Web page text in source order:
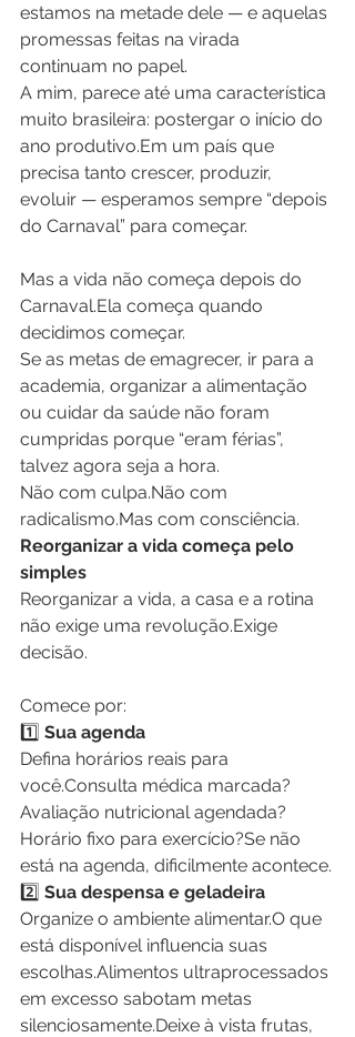
estamos na metade dele — e aquelas
promessas feitas na virada
continuam no papel.
A mim, parece até uma característica
muito brasileira: postergar o início do
ano produtivo.Em um país que
precisa tanto crescer, produzir,
evoluir — esperamos sempre “depois
do Carnaval” para começar.
Mas a vida não começa depois do
Carnaval.Ela começa quando
decidimos começar.
Se as metas de emagrecer, ir para a
academia, organizar a alimentação
ou cuidar da saúde não foram
cumpridas porque “eram férias”,
talvez agora seja a hora.
Não com culpa.Não com
radicalismo.Mas com consciência.
Reorganizar a vida começa pelo
simples
Reorganizar a vida, a casa e a rotina
não exige uma revolução.Exige
decisão.
Comece por:
1️⃣ Sua agenda
Defina horários reais para
você.Consulta médica marcada?
Avaliação nutricional agendada?
Horário fixo para exercício?Se não
está na agenda, dificilmente acontece.
2️⃣ Sua despensa e geladeira
Organize o ambiente alimentar.O que
está disponível influencia suas
escolhas.Alimentos ultraprocessados
em excesso sabotam metas
silenciosamente.Deixe à vista frutas,